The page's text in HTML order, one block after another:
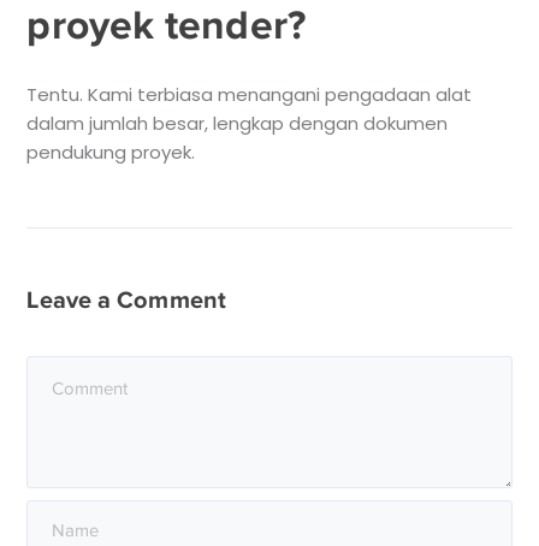
proyek tender?
Tentu. Kami terbiasa menangani pengadaan alat
dalam jumlah besar, lengkap dengan dokumen
pendukung proyek.
Leave a Comment